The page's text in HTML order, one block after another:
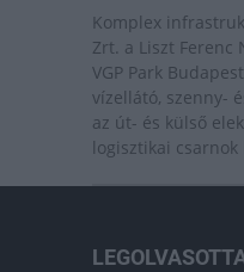
Komplex
Zrt. a Liszt Ferenc
VGP Park
vízellátó, szenny-
az út- és külső
logisztikai csarnok